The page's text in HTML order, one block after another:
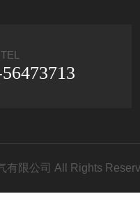
有限公司 All Rights